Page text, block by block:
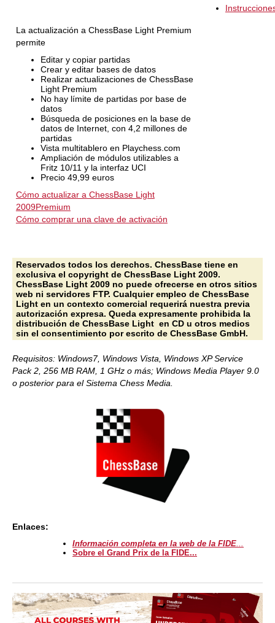
La actualización a ChessBase Light Premium
permite
Editar y copiar partidas
Crear y editar bases de datos
Realizar actualizaciones de ChessBase
Light Premium
No hay límite de partidas por base de
datos
Búsqueda de posiciones en la base de
datos de Internet, con 4,2 millones de
partidas
Vista multitablero en Playchess.com
Ampliación de módulos utilizables a
Fritz 10/11 y la interfaz UCI
Precio 49,99 euros
Cómo actualizar a ChessBase Light
2009Premium
Cómo comprar una clave de activación
Reservados todos los derechos. ChessBase tiene en
exclusiva el copyright de ChessBase Light 2009.
ChessBase Light 2009 no puede ofrecerse en otros sitios
web ni servidores FTP. Cualquier empleo de ChessBase
Light en un contexto comercial requerirá nuestra previa
autorización expresa. Queda expresamente prohibida la
distribución de ChessBase Light en CD u otros medios
sin el consentimiento por escrito de ChessBase GmbH.
Requisitos: Windows7, Windows Vista, Windows XP Service
Pack 2, 256 MB RAM, 1 GHz o más; Windows Media Player 9.0
o posterior para el Sistema Chess Media.
Enlaces:
Información completa en la web de la FIDE
Sobre el Grand Prix de la FIDE...